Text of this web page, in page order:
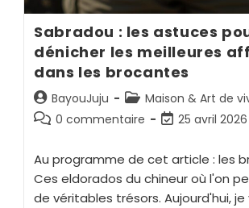
Sabradou : les astuces
dénicher les meilleures
dans les brocantes
BayouJuju
Maison & Art de
0 commentaire
25 avril 2026
Au programme de cet article : les
Ces eldorados du chineur où l'on
de véritables trésors. Aujourd'hui, je